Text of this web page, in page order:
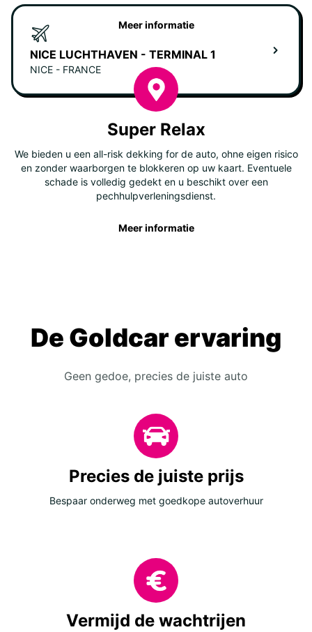
NICE LUCHTHAVEN - TERMINAL 1
NICE - FRANCE
Meer informatie
Super Relax
We bieden u een all-risk dekking for de auto, ohne eigen risico
en zonder waarborgen te blokkeren op uw kaart. Eventuele
schade is volledig gedekt en u beschikt over een
pechhulpverleningsdienst.
Meer informatie
De Goldcar ervaring
Geen gedoe, precies de juiste auto
Precies de juiste prijs
Bespaar onderweg met goedkope autoverhuur
Vermijd de wachtrijen